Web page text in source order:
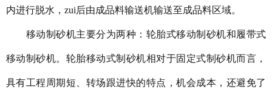
内进行脱水，zui后由成品料输送机输送至成品料区域。
移动制砂机主要分为两种：轮胎式移动制砂机和履带式
移动制砂机。轮胎移动式制砂机相对于固定式制砂机而言，
具有工程周期短、转场跟进快的特点，机会成本，还避免了